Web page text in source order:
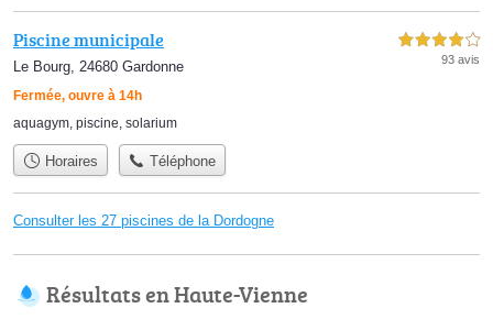
Piscine municipale
Le Bourg, 24680 Gardonne
Fermée, ouvre à 14h
4,0 étoiles sur 5
93 avis
aquagym, piscine, solarium
Horaires Téléphone
Consulter les 27 piscines de la Dordogne
Résultats en Haute-Vienne